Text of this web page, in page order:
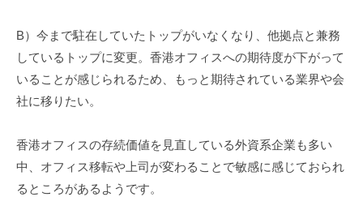
B）今まで駐在していたトップがいなくなり、他拠点と兼務
しているトップに変更。香港オフィスへの期待度が下がって
いることが感じられるため、もっと期待されている業界や会
社に移りたい。
香港オフィスの存続価値を見直している外資系企業も多い
中、オフィス移転や上司が変わることで敏感に感じておられ
るところがあるようです。